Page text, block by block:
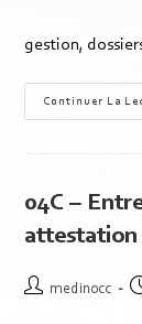
gestion,
Continuer La
04C –
attestation
medinocc